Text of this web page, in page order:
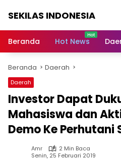
SEKILAS INDONESIA
Terkini,
Latest
World,
Headlines,
News
Today
Beranda Hot News
Beranda Daerah
Daerah
Investor Dapat
Mahasiswa dan
Demo Ke Perhutani
Amr
2 Min Baca
Senin, 25 Februari 2019